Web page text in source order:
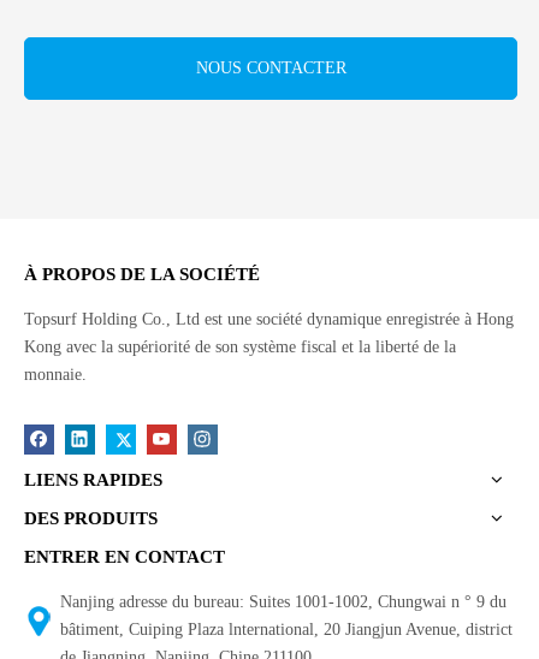
NOUS CONTACTER
À PROPOS DE LA SOCIÉTÉ
Topsurf Holding Co., Ltd est une société dynamique enregistrée à Hong
Kong avec la supériorité de son système fiscal et la liberté de la
monnaie.
LIENS RAPIDES
DES PRODUITS
ENTRER EN CONTACT
Nanjing adresse du bureau: Suites 1001-1002, Chungwai n ° 9 du
bâtiment, Cuiping Plaza lnternational, 20 Jiangjun Avenue, district